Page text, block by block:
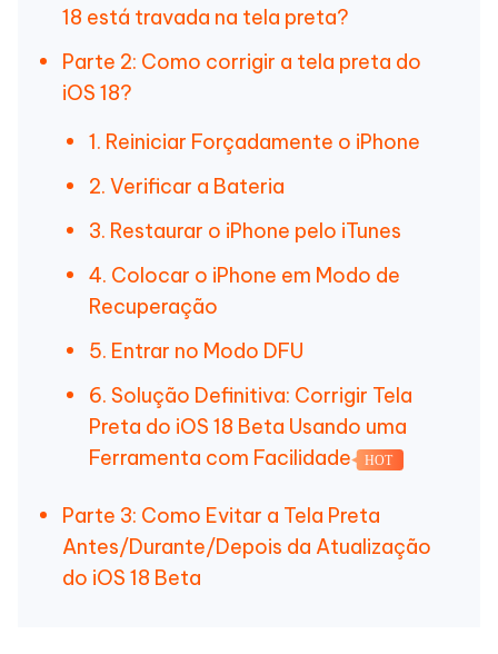
18 está travada na tela preta?
Parte 2: Como corrigir a tela preta do
iOS 18?
1. Reiniciar Forçadamente o iPhone
2. Verificar a Bateria
3. Restaurar o iPhone pelo iTunes
4. Colocar o iPhone em Modo de
Recuperação
5. Entrar no Modo DFU
6. Solução Definitiva: Corrigir Tela
Preta do iOS 18 Beta Usando uma
Ferramenta com Facilidade
HOT
Parte 3: Como Evitar a Tela Preta
Antes/Durante/Depois da Atualização
do iOS 18 Beta